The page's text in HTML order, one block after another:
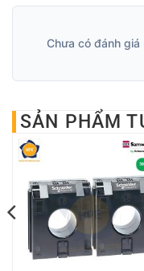
Chưa có đánh
SẢN PHẨM